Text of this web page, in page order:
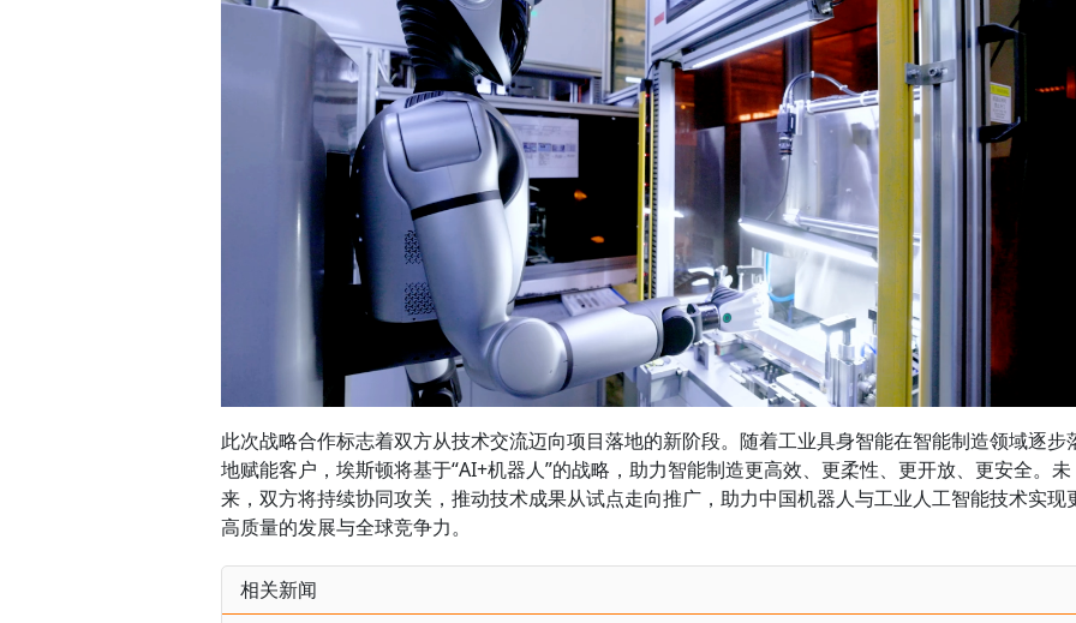
此次战略合作标志着双方从技术交流迈向项目落地的新阶段。随着工业具身智能在智能制造领域逐步
地赋能客户，埃斯顿将基于“AI+机器人”的战略，助力智能制造更高效、更柔性、更开放、更安全。未
来，双方将持续协同攻关，推动技术成果从试点走向推广，助力中国机器人与工业人工智能技术实现
高质量的发展与全球竞争力。
相关新闻